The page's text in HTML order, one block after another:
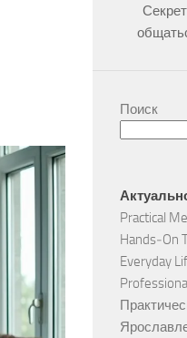
Поиск
Practical
Hands‑On
Everyday